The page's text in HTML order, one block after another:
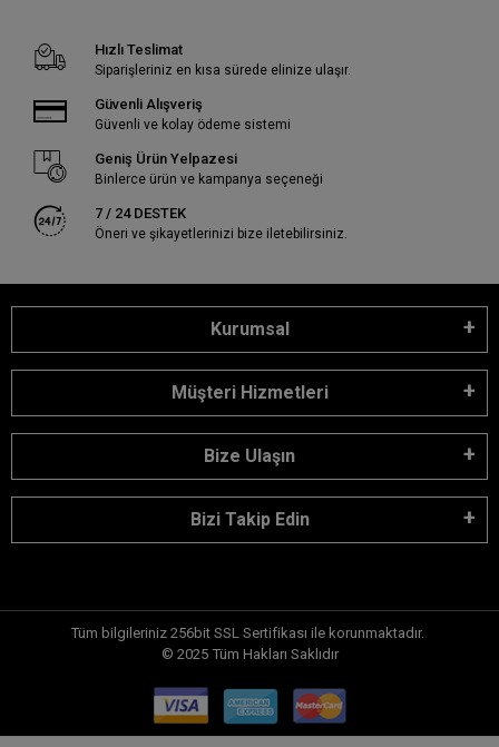
Hızlı Teslimat
Siparişleriniz en kısa sürede elinize ulaşır.
Güvenli Alışveriş
Güvenli ve kolay ödeme sistemi
Geniş Ürün Yelpazesi
Binlerce ürün ve kampanya seçeneği
7 / 24 DESTEK
Öneri ve şikayetlerinizi bize iletebilirsiniz.
Kurumsal
Müşteri Hizmetleri
Bize Ulaşın
Bizi Takip Edin
Tüm bilgileriniz 256bit SSL Sertifikası ile korunmaktadır.
© 2025 Tüm Hakları Saklıdır